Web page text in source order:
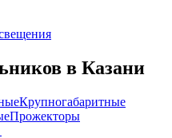
в Казани
Крупногабаритные
Прожекторы